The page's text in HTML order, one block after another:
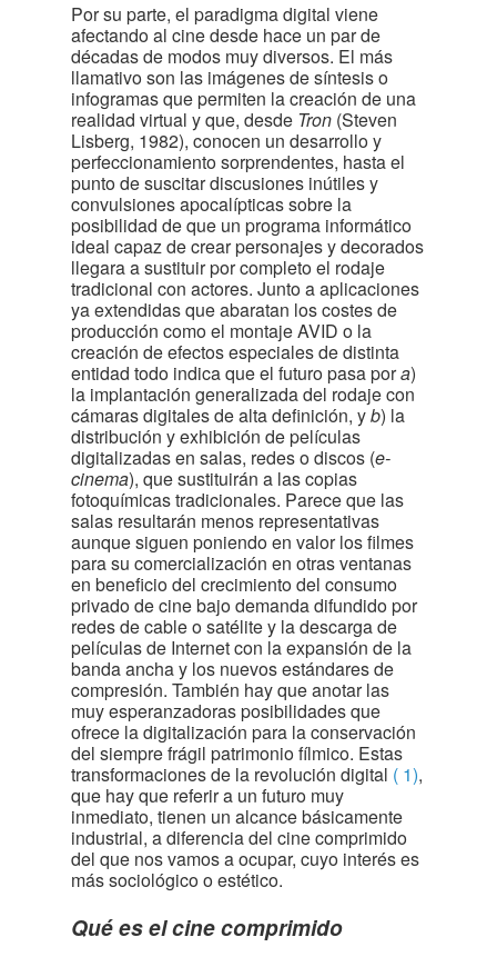
Por su parte, el paradigma digital viene
afectando al cine desde hace un par de
décadas de modos muy diversos. El más
llamativo son las imágenes de síntesis o
infogramas que permiten la creación de una
realidad virtual y que, desde Tron (Steven
Lisberg, 1982), conocen un desarrollo y
perfeccionamiento sorprendentes, hasta el
punto de suscitar discusiones inútiles y
convulsiones apocalípticas sobre la
posibilidad de que un programa informático
ideal capaz de crear personajes y decorados
llegara a sustituir por completo el rodaje
tradicional con actores. Junto a aplicaciones
ya extendidas que abaratan los costes de
producción como el montaje AVID o la
creación de efectos especiales de distinta
entidad todo indica que el futuro pasa pora)
la implantación generalizada del rodaje con
cámaras digitales de alta definición, yb) la
distribución y exhibición de películas
digitalizadas en salas, redes o discos (e-
cinema), que sustituirán a las copias
fotoquímicas tradicionales. Parece que las
salas resultarán menos representativas
aunque siguen poniendo en valor los filmes
para su comercialización en otras ventanas
en beneficio del crecimiento del consumo
privado de cine bajo demanda difundido por
redes de cable o satélite y la descarga de
películas de Internet con la expansión de la
banda ancha y los nuevos estándares de
compresión. También hay que anotar las
muy esperanzadoras posibilidades que
ofrece la digitalización para la conservación
del siempre frágil patrimonio fílmico. Estas
transformaciones de la revolución digital ( 1),
que hay que referir a un futuro muy
inmediato, tienen un alcance básicamente
industrial, a diferencia del cine comprimido
del que nos vamos a ocupar, cuyo interés es
más sociológico o estético.
Qué es el cine comprimido